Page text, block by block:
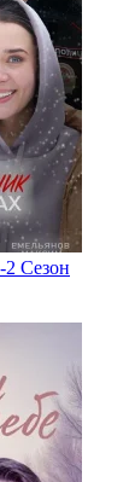
2 Сезон